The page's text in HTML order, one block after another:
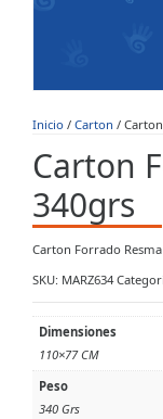
Inicio / Carton /
Carton
340grs
Carton Forrado Resma
SKU: MARZ634
Dimensiones
110×77 CM
Peso
340 Grs